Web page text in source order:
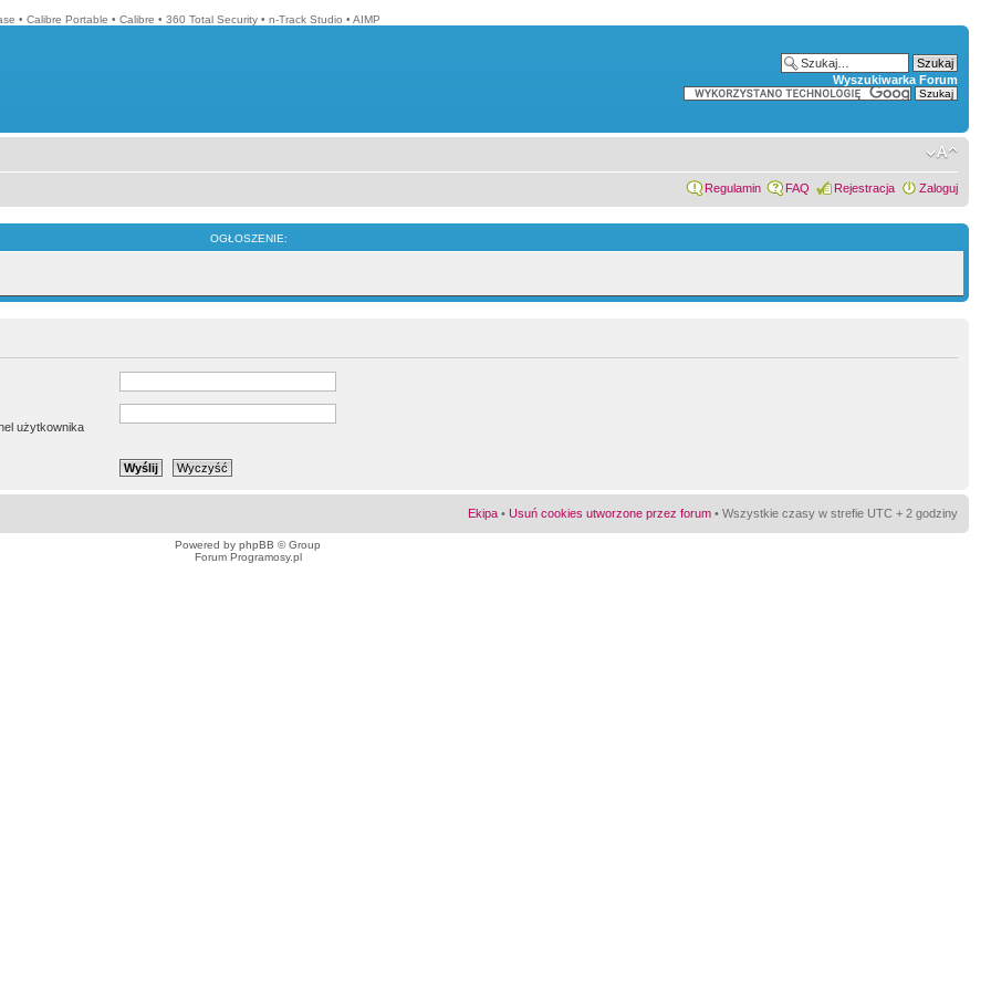
• Calibre Portable • Calibre • 360 Total Security • n-Track Studio • AIMP
Wyszukiwarka Forum
Regulamin FAQ Rejestracja Zaloguj
OGŁOSZENIE:
użytkownika
Ekipa • Usuń cookies utworzone przez forum • Wszystkie czasy w strefie UTC + 2 godziny
Powered by phpBB © Group
Forum Programosy.pl